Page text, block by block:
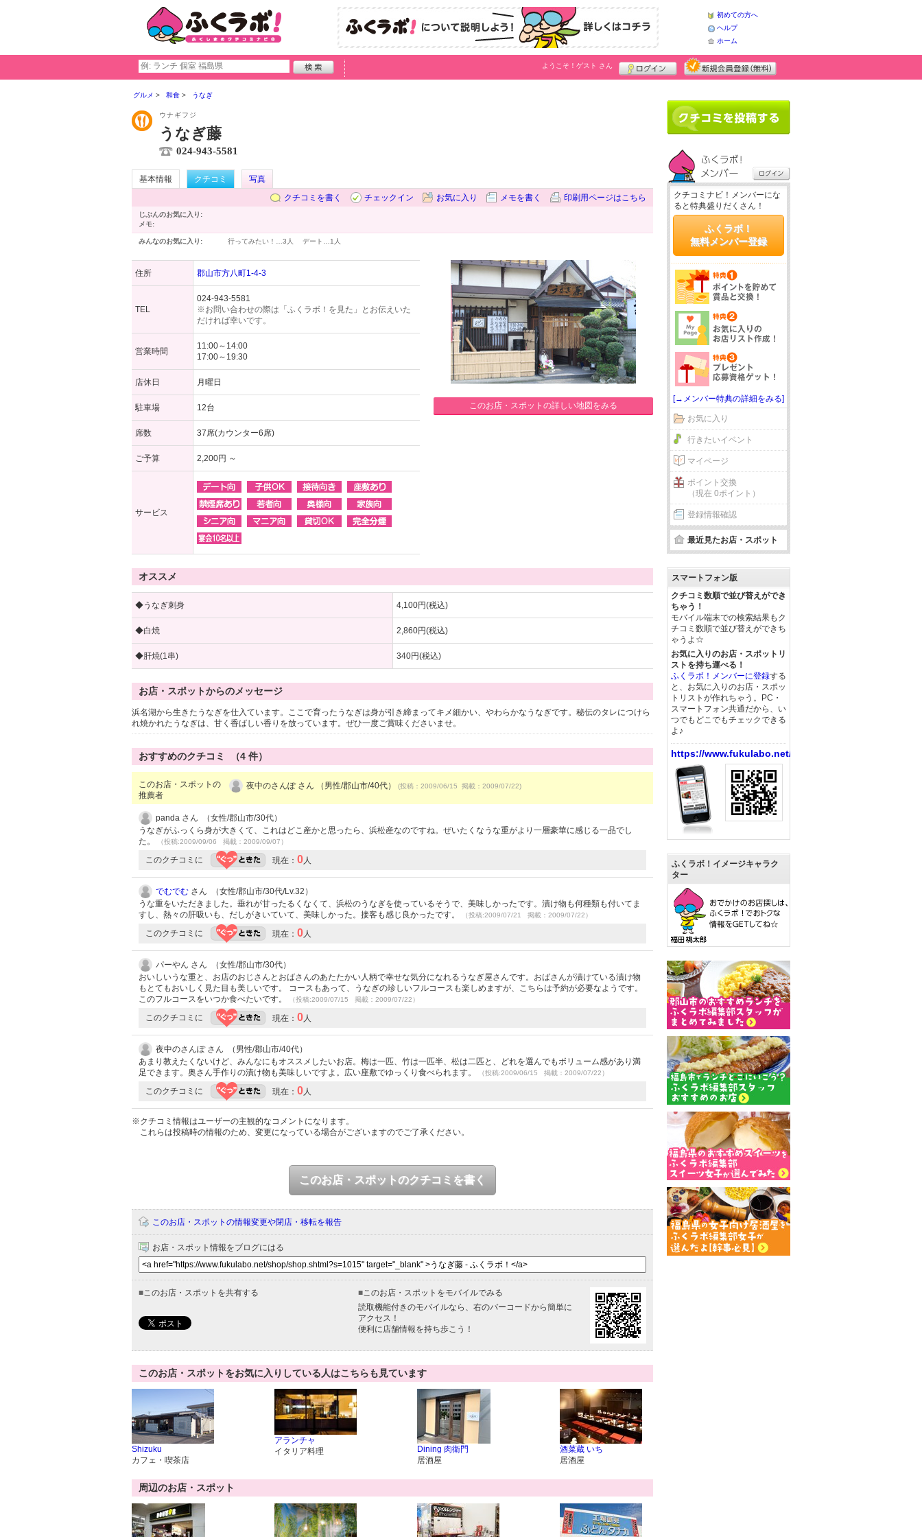
初めての方へ
ヘルプ
ホーム
ようこそ！ ゲスト さん
グルメ 和食 うなぎ
ウナギフジ
うなぎ藤
024-943-5581
基本情報 クチコミ
写真
クチコミを書く
チェックイン お気に入り メモを書く 印刷用ページはこちら
じぶんのお気に入り:
メモ:
みんなのお気に入り: 行ってみたい！… 3人 デート… 1人
住所 郡山市方八町1-4-3
TEL
024-943-5581
※お問い合わせの際は「ふくラボ！を見た」とお伝えいた
だければ幸いです。
営業時間
11:00～14:00
17:00～19:30
店休日 月曜日
駐車場 12台
席数 37席(カウンター6席)
ご予算 2,200円 ～
サービス
このお店・スポットの詳しい地図をみる
オススメ
◆うなぎ刺身 4,100円(税込)
◆白焼 2,860円(税込)
◆肝焼(1串) 340円(税込)
お店・スポットからのメッセージ
浜名湖から生きたうなぎを仕入ています。ここで育ったうなぎは身が引き締まってキメ細かい、やわらかなうなぎです。秘伝のタレにつけら
れ焼かれたうなぎは、甘く香ばしい香りを放っています。ぜひ一度ご賞味くださいませ。
おすすめのクチコミ （4 件）
このお店・スポットの
推薦者
夜中のさんぽ さん （男性/郡山市/40代） (投稿：2009/06/15 掲載：2009/07/22)
panda さん （女性/郡山市/30代）
うなぎがふっくら身が大きくて、これはどこ産かと思ったら、浜松産なのですね。ぜいたくなうな重がより一層豪華に感じる一品でし
た。
（投稿:2009/09/06 掲載：2009/09/07）
このクチコミに 現在： 0人
でむでむ さん （女性/郡山市/30代/Lv.32）
うな重をいただきました。垂れが甘ったるくなくて、浜松のうなぎを使っているそうで、美味しかったです。漬け物も何種類も付いてま
すし、熱々の肝吸いも、だしがきいていて、美味しかった。接客も感じ良かったです。
（投稿:2009/07/21 掲載：2009/07/22）
このクチコミに 現在： 0人
パーやん さん （女性/郡山市/30代）
おいしいうな重と、お店のおじさんとおばさんのあたたかい人柄で幸せな気分になれるうなぎ屋さんです。おばさんが漬けている漬け物
もとてもおいしく見た目も美しいです。 コースもあって、うなぎの珍しいフルコースも楽しめますが、こちらは予約が必要なようです。
このフルコースをいつか食べたいです。
（投稿:2009/07/15 掲載：2009/07/22）
このクチコミに 現在： 0人
夜中のさんぽ さん （男性/郡山市/40代）
あまり教えたくないけど、みんなにもオススメしたいお店。梅は一匹、竹は一匹半、松は二匹と、どれを選んでもボリューム感があり満
足できます。奥さん手作りの漬け物も美味しいですよ。広い座敷でゆっくり食べられます。
（投稿:2009/06/15 掲載：2009/07/22）
このクチコミに 現在： 0人
※クチコミ情報はユーザーの主観的なコメントになります。
これらは投稿時の情報のため、変更になっている場合がございますのでご了承ください。
このお店・スポットのクチコミを書く
このお店・スポットの情報変更や閉店・移転を報告
お店・スポット情報をブログにはる
■このお店・スポットを共有する ■このお店・スポットをモバイルでみる
読取機能付きのモバイルなら、右のバーコードから簡単に
アクセス！
便利に店舗情報を持ち歩こう！
このお店・スポットをお気に入りしている人はこちらも見ています
Shizuku
カフェ・喫茶店
アランチャ
イタリア料理
Dining 肉衛門
居酒屋
酒菜蔵 いち
居酒屋
周辺のお店・スポット
クチコミナビ！メンバーにな
ると特典盛りだくさん！
ふくラボ！
無料メンバー登録
[→メンバー特典の詳細をみる]
お気に入り
行きたいイベント
マイページ
ポイント交換
（現在 0ポイント）
登録情報確認
最近見たお店・スポット
スマートフォン版
クチコミ数順で並び替えができ
ちゃう！
モバイル端末での検索結果もク
チコミ数順で並び替えができち
ゃうよ☆
お気に入りのお店・スポットリ
ストを持ち運べる！
ふくラボ！メンバーに登録する
と、お気に入りのお店・スポッ
トリストが作れちゃう。PC・
スマートフォン共通だから、い
つでもどこでもチェックできる
よ♪
https://www.fukulabo.net/
ふくラボ！イメージキャラク
ター